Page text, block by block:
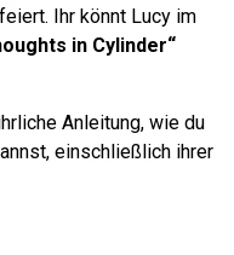
Ihr könnt Lucy im
in Cylinder“
Anleitung, wie du
einschließlich ihrer